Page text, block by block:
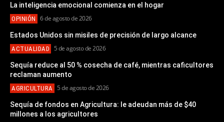
La inteligencia emocional comienza en el hogar
OPINIÓN 6 de agosto de 2026
Estados Unidos sin misiles de precisión de largo alcance
ACTUALIDAD 5 de agosto de 2026
Sequía reduce al 50 % cosecha de café, mientras caficultores
reclaman aumento
AGRICULTURA 5 de agosto de 2026
Sequía de fondos en Agricultura: le adeudan más de $40
millones a los agricultores